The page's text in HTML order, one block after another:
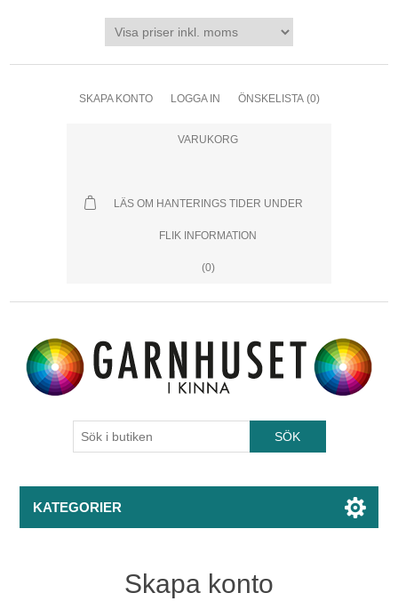
SKAPA KONTO LOGGA IN ÖNSKELISTA (0)
VARUKORG
LÄS OM HANTERINGS TIDER UNDER
FLIK INFORMATION
(0)
KATEGORIER
Skapa konto